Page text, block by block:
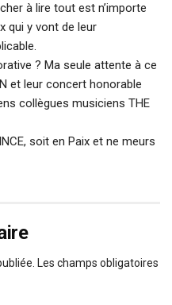
à lire tout est n’importe
qui y vont de leur
? Ma seule attente à ce
et leur concert honorable
collègues musiciens THE
soit en Paix et ne meurs
Les champs obligatoires